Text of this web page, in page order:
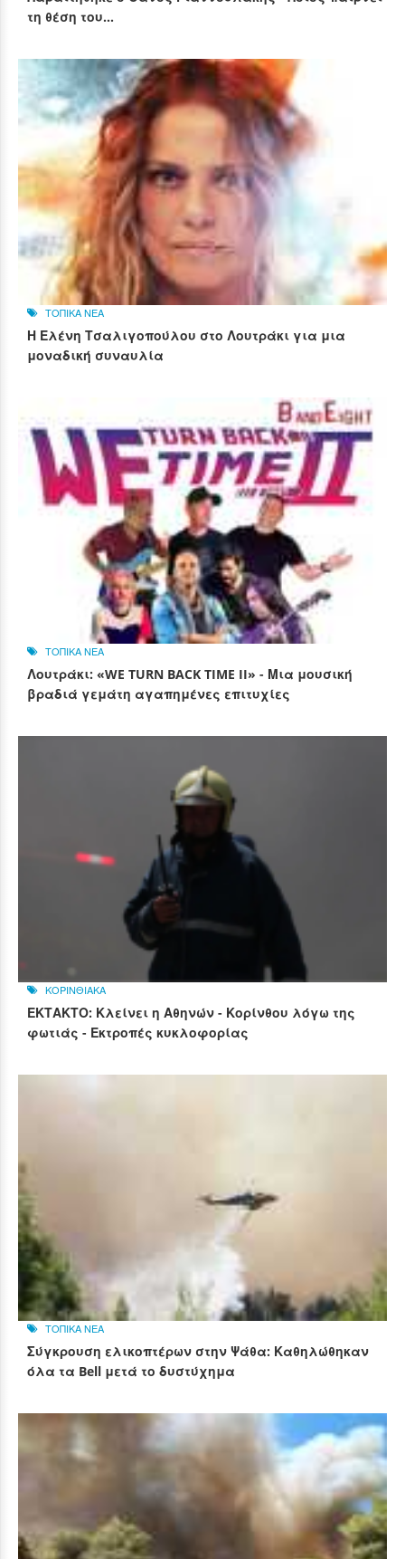
τη θέση του...
ΤΟΠΙΚΑ ΝΕΑ
Η Ελένη Τσαλιγοπούλου στο Λουτράκι για μια
μοναδική συναυλία
ΤΟΠΙΚΑ ΝΕΑ
Λουτράκι: «WE TURN BACK TIME II» - Μια μουσική
βραδιά γεμάτη αγαπημένες επιτυχίες
ΚΟΡΙΝΘΙΑΚΑ
ΕΚΤΑΚΤΟ: Κλείνει η Αθηνών - Κορίνθου λόγω της
φωτιάς - Εκτροπές κυκλοφορίας
ΤΟΠΙΚΑ ΝΕΑ
Σύγκρουση ελικοπτέρων στην Ψάθα: Καθηλώθηκαν
όλα τα Bell μετά το δυστύχημα